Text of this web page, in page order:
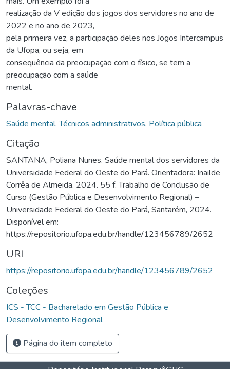
realização da V edição dos jogos dos servidores no ano de
2022 e no ano de 2023,
pela primeira vez, a participação deles nos Jogos Intercampus
da Ufopa, ou seja, em
consequência da preocupação com o físico, se tem a
preocupação com a saúde
mental.
Palavras-chave
Saúde mental,Técnicos administrativos, Política pública
Citação
SANTANA, Poliana Nunes. Saúde mental dos servidores da
Universidade Federal do Oeste do Pará. Orientadora: Inailde
Corrêa de Almeida. 2024. 55 f. Trabalho de Conclusão de
Curso (Gestão Pública e Desenvolvimento Regional) –
Universidade Federal do Oeste do Pará, Santarém, 2024.
Disponível em:
https://repositorio.ufopa.edu.br/handle/123456789/2652
URI
https://repositorio.ufopa.edu.br/handle/123456789/2652
Coleções
ICS - TCC - Bacharelado em Gestão Pública e
Desenvolvimento Regional
Página do item completo